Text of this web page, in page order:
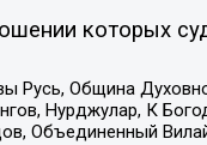
которых
Община
Нурджулар, К
Объединенный